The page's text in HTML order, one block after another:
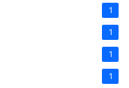
1
1
1
1